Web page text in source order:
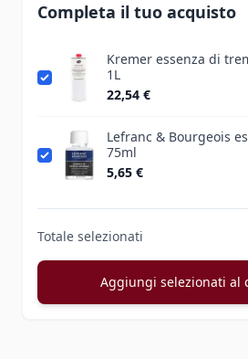
Completa il tuo acquisto
Kremer essenza di
1L
22,54 €
Lefranc & Bourgeois
75ml
5,65 €
Totale selezionati
Aggiungi selezionati al